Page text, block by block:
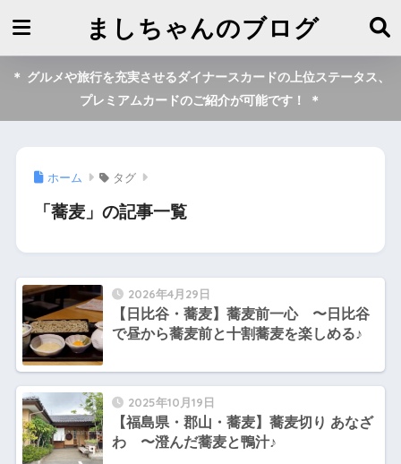
ましちゃんのブログ
＊ グルメや旅行を充実させるダイナースカードの上位ステータス、
プレミアムカードのご紹介が可能です！ ＊
ホーム タグ
「蕎麦」の記事一覧
2026年4月29日
【日比谷・蕎麦】蕎麦前一心 〜日比谷
で昼から蕎麦前と十割蕎麦を楽しめる♪
2025年10月19日
【福島県・郡山・蕎麦】蕎麦切り あなざ
わ 〜澄んだ蕎麦と鴨汁♪